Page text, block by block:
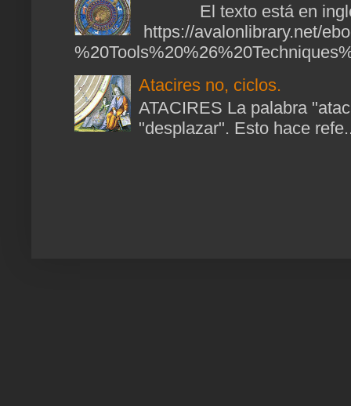
El texto está en
https://avalonlibrary.net/
Atacires no, ciclos.
ATACIRES La palabra
"desplazar". Esto hace